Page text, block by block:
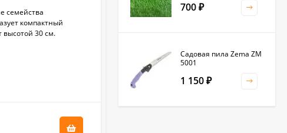
семейства
компактный
высотой 30 см.
Стебли прямостоячие, 20-25 см высотой,
В НАЛИЧИИ
+ бонус(ов)
700 ₽
Садовая пила Zema ZM
5001
1 150 ₽